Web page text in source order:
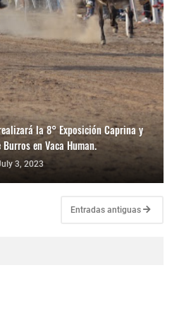
la 8° Exposición Caprina y
en Vaca Human.
3, 2023
Entradas antiguas